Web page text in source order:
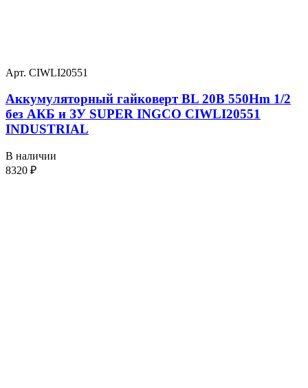
Арт. CIWLI20551
Аккумуляторный гайковерт BL 20В 550Hm 1/2
без АКБ и ЗУ SUPER INGCO CIWLI20551
INDUSTRIAL
В наличии
8320 ₽